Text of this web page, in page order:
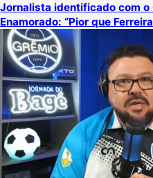
Jornalista identificado com o
Enamorado: “Pior que